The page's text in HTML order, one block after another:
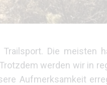
Die meisten
werden wir in
Aufmerksamkeit